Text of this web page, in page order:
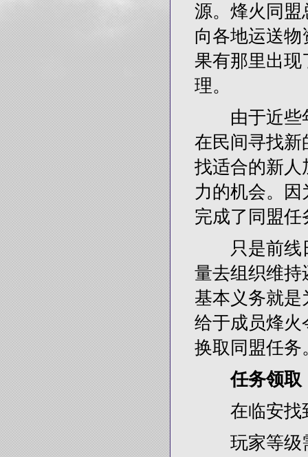
源。烽火同盟
向各地运送
果有那里出现
理。
由于近些年
在民间寻找新
找适合的新人
力的机会。
完成了同盟
只是前线日
量去组织维持
基本义务就
给于成员烽火
换取同盟任务
任务领取
在临安找到
玩家等级